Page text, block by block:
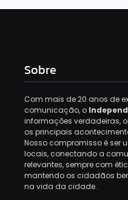
Sobre
Com mais de 20 anos de
comunicação, o
informações verdadeiras,
os principais
Nosso compromisso é ser
locais, conectando a
relevantes, sempre com
mantendo os cidadãos
na vida da cidade.